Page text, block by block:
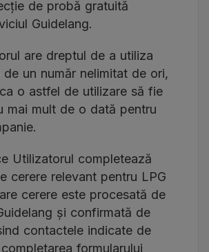
de probă gratuită
Guidelang.
are dreptul de a utiliza
un număr nelimitat de ori,
o astfel de utilizare să fie
mai mult de o dată pentru
Utilizatorul completează
cerere relevant pentru LPG
cerere este procesată de
și confirmată de
contactele indicate de
formularului